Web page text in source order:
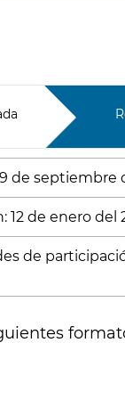
de septiembre
de enero del
de